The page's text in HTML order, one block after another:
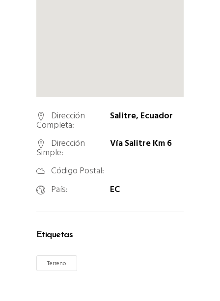
Dirección
Completa:
Salitre, Ecuador
Dirección
Simple:
Vía Salitre Km 6
Código Postal:
País:
EC
Etiquetas
Terreno